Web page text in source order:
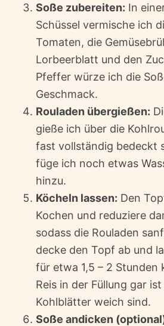
Soße zubereiten: In
Schüssel vermische ich
Tomaten, die
Lorbeerblatt und den
Pfeffer würze ich die
Geschmack.
Rouladen übergießen:
gieße ich über die
fast vollständig bedeckt
füge ich noch etwas
hinzu.
Köcheln lassen: Den
Kochen und reduziere
sodass die Rouladen
decke den Topf ab und
für etwa 1,5 – 2 Stunden
Reis in der Füllung gar
Kohlblätter weich sind.
Soße andicken